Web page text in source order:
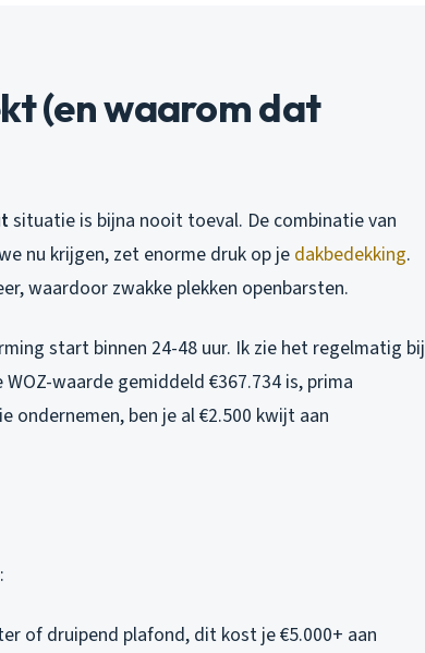
(en waarom dat
situatie is bijna nooit toeval. De combinatie van
nu krijgen, zet enorme druk op je dakbedekking.
waardoor zwakke plekken openbarsten.
start binnen 24-48 uur. Ik zie het regelmatig bij
waarde gemiddeld €367.734 is, prima
ondernemen, ben je al €2.500 kwijt aan
of druipend plafond, dit kost je €5.000+ aan